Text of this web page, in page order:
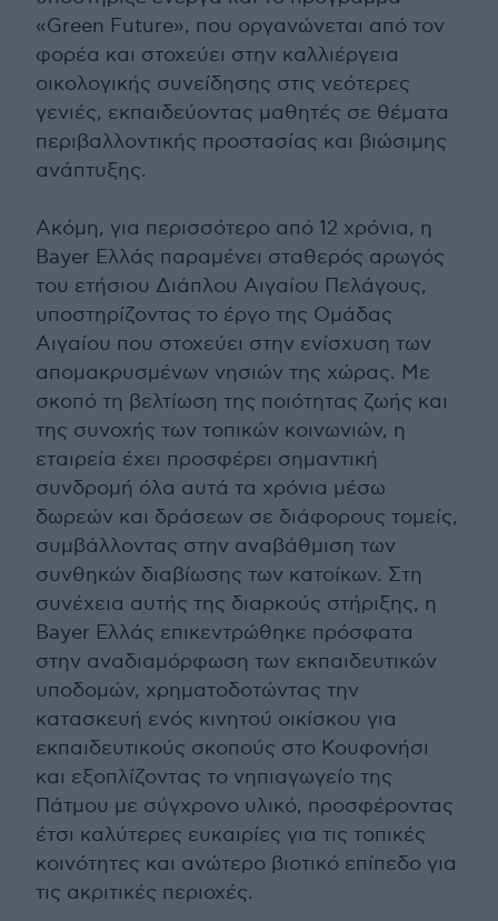
«Green Future», που οργανώνεται από τον
φορέα και στοχεύει στην καλλιέργεια
οικολογικής συνείδησης στις νεότερες
γενιές, εκπαιδεύοντας μαθητές σε θέματα
περιβαλλοντικής προστασίας και βιώσιμης
ανάπτυξης.
Ακόμη, για περισσότερο από 12 χρόνια, η
Bayer Ελλάς παραμένει σταθερός αρωγός
του ετήσιου Διάπλου Αιγαίου Πελάγους,
υποστηρίζοντας το έργο της Ομάδας
Αιγαίου που στοχεύει στην ενίσχυση των
απομακρυσμένων νησιών της χώρας. Με
σκοπό τη βελτίωση της ποιότητας ζωής και
της συνοχής των τοπικών κοινωνιών, η
εταιρεία έχει προσφέρει σημαντική
συνδρομή όλα αυτά τα χρόνια μέσω
δωρεών και δράσεων σε διάφορους τομείς,
συμβάλλοντας στην αναβάθμιση των
συνθηκών διαβίωσης των κατοίκων. Στη
συνέχεια αυτής της διαρκούς στήριξης, η
Bayer Ελλάς επικεντρώθηκε πρόσφατα
στην αναδιαμόρφωση των εκπαιδευτικών
υποδομών, χρηματοδοτώντας την
κατασκευή ενός κινητού οικίσκου για
εκπαιδευτικούς σκοπούς στο Κουφονήσι
και εξοπλίζοντας το νηπιαγωγείο της
Πάτμου με σύγχρονο υλικό, προσφέροντας
έτσι καλύτερες ευκαιρίες για τις τοπικές
κοινότητες και ανώτερο βιοτικό επίπεδο για
τις ακριτικές περιοχές.